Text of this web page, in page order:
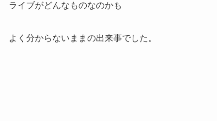
ライブがどんなものなのかも
よく分からないままの出来事でした。